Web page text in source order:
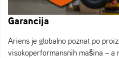
Garancija
Ariens je globalno poznat po
visokoperformansnih mašina – a